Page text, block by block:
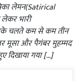
लेमन(Satirical
लेकर भारी
चलते कम से कम तीन
मूसा और पैगंबर मुहम्मद
दिखाया गया […]